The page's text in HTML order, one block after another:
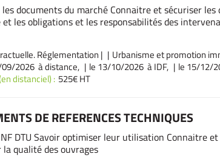
documents du marché Connaitre et sécuriser
les obligations et les responsabilités des
Réglementation |
Urbanisme et promotion
2026 à distance, le 13/10/2026 à IDF,
le 15/12/
distanciel) : 525€ HT
DE REFERENCES TECHNIQUES
DTU Savoir optimiser leur utilisation Connaitre
qualité des ouvrages